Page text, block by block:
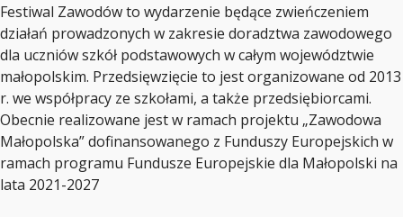
Festiwal Zawodów to wydarzenie będące zwieńczeniem
działań prowadzonych w zakresie doradztwa zawodowego
dla uczniów szkół podstawowych w całym województwie
małopolskim. Przedsięwzięcie to jest organizowane od 2013
r. we współpracy ze szkołami, a także przedsiębiorcami.
Obecnie realizowane jest w ramach projektu „Zawodowa
Małopolska” dofinansowanego z Funduszy Europejskich w
ramach programu Fundusze Europejskie dla Małopolski na
lata 2021-2027